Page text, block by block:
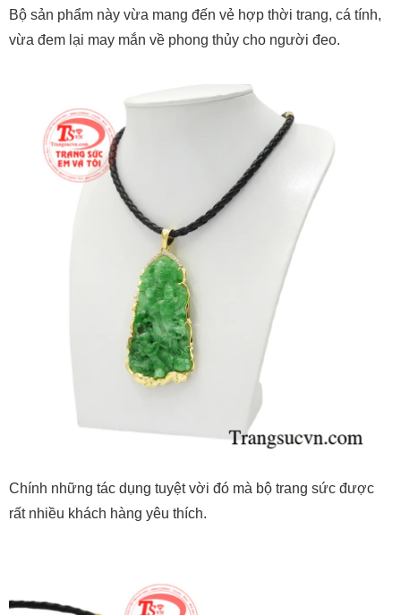
Bộ sản phẩm này vừa mang đến vẻ hợp thời trang, cá tính,
vừa đem lại may mắn về phong thủy cho người đeo.
Chính những tác dụng tuyệt vời đó mà bộ trang sức được
rất nhiều khách hàng yêu thích.